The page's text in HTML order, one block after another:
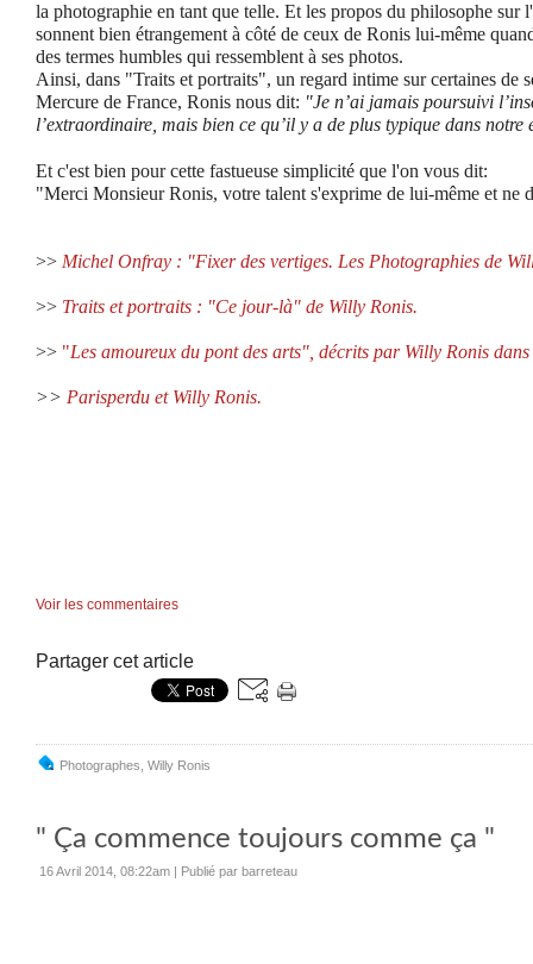
la photographie en tant que telle. Et les propos du philosophe sur
sonnent bien étrangement à côté de ceux de Ronis lui-même
des termes humbles qui ressemblent à ses photos.
Ainsi, dans "Traits et portraits", un regard intime sur certaines de
Mercure de France, Ronis nous dit: "Je n’ai jamais poursuivi
l’extraordinaire, mais bien ce qu’il y a de plus typique dans notre
Et c'est bien pour cette fastueuse simplicité que l'on vous dit:
"Merci Monsieur Ronis, votre talent s'exprime de lui-même et ne
>> Michel Onfray : "Fixer des vertiges. Les Photographies de
>> Traits et portraits : "Ce jour-là" de Willy Ronis.
>> "Les amoureux du pont des arts", décrits par Willy Ronis
>> Parisperdu et Willy Ronis.
Voir les commentaires
Partager cet article
Photographes Willy Ronis
" Ça commence toujours comme ça "
16 Avril 2014, 08:22am | Publié par barreteau